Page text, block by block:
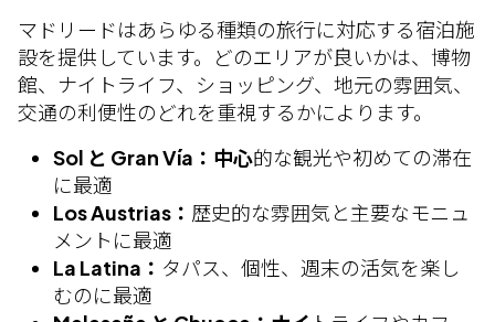
マドリードはあらゆる種類の旅行に対応する宿泊施
設を提供しています。どのエリアが良いかは、博物
館、ナイトライフ、ショッピング、地元の雰囲気、
交通の利便性のどれを重視するかによります。
Sol と Gran Vía：中心的な観光や初めての滞在
に最適
Los Austrias： 歴史的な雰囲気と主要なモニュ
メントに最適
La Latina： タパス、個性、週末の活気を楽し
むのに最適